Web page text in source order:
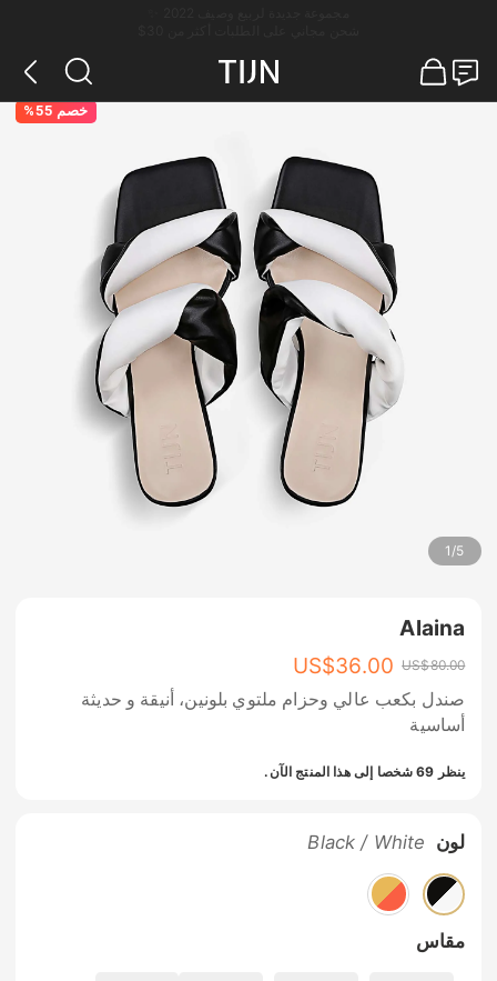
خصم 55%
1 /5
Alaina
US$36.00 US$80.00
صندل بكعب عالي وحزام ملتوي بلونين، أنيقة و حديثة
أساسية
ينظر 69 شخصا إلى هذا المنتج الآن.
لون Black / White
مقاس